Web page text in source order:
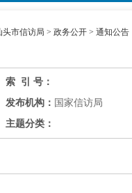
头市信访局 > 政务公开 > 通知公告
索 引 号：
发布机构： 国家信访局
主题分类：